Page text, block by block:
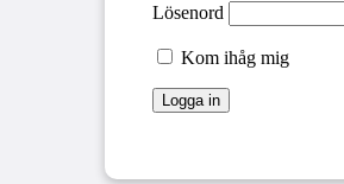
Lösenord
Kom ihåg mig